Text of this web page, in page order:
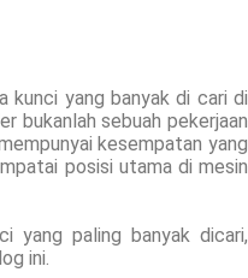
kunci yang banyak di cari di
bukanlah sebuah pekerjaan
kesempatan yang
posisi utama di mesin
yang paling banyak dicari,
ini.